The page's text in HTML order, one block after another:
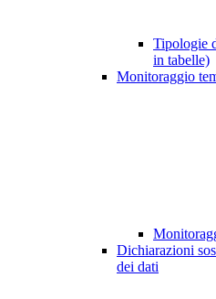
Tipologie
in tabelle)
Monitoraggio
Dichiarazioni
dei dati